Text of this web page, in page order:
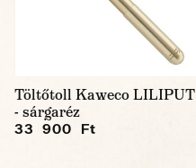
Töltőtoll Kaweco LILIPUT
- sárgaréz
33 900 Ft